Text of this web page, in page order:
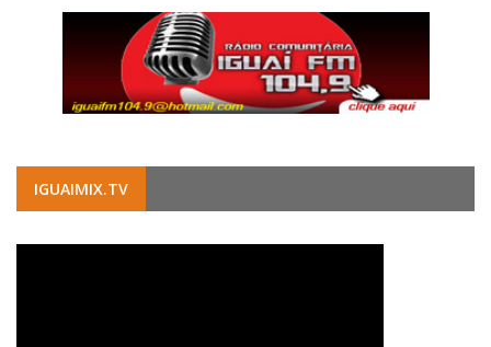
IGUAIMIX.TV